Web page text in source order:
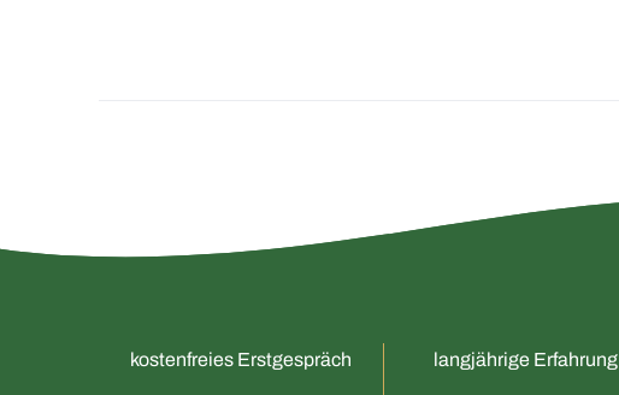
kostenfreies Erstgespräch langjährige Erfahrung